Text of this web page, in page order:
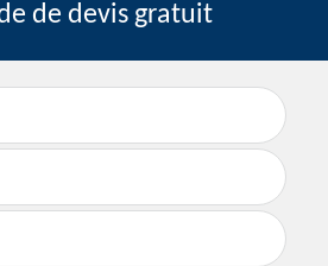
de devis gratuit